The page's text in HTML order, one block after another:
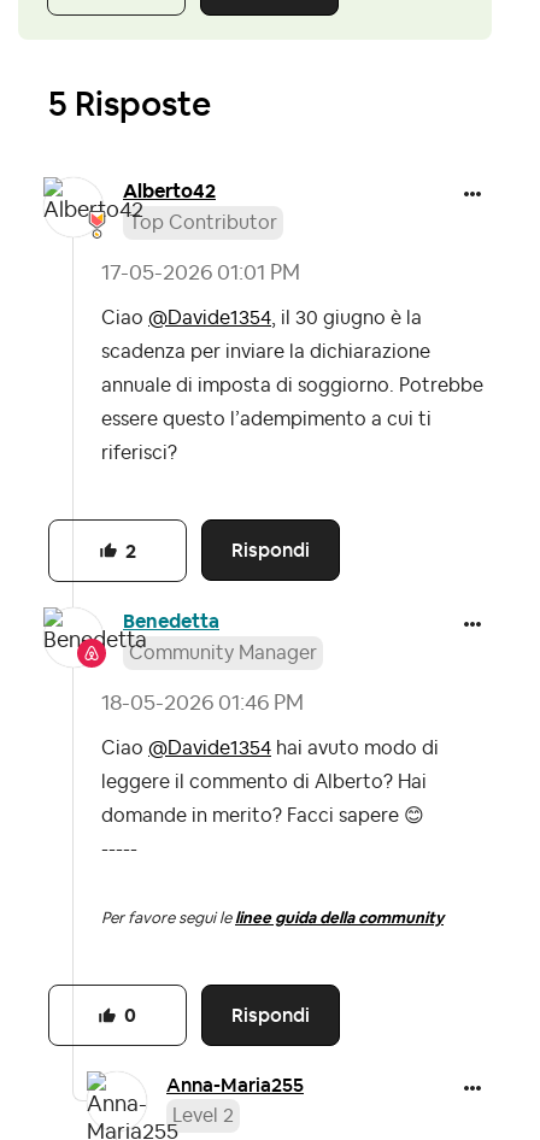
5 Risposte
Alberto42
Top Contributor
‎17-05-2026 01:01 PM
Ciao @Davide1354, il 30 giugno è la
scadenza per inviare la dichiarazione
annuale di imposta di soggiorno. Potrebbe
essere questo l’adempimento a cui ti
riferisci?
Rispondi
2
Benedetta
Community Manager
‎18-05-2026 01:46 PM
Ciao @Davide1354 hai avuto modo di
leggere il commento di Alberto? Hai
domande in merito? Facci sapere 😊
-----
Per favore segui le linee guida della community
Rispondi
0
Anna-Maria255
Level 2